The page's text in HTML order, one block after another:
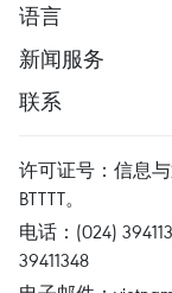
语言
新闻服务
联系
许可证号：信息与
BTTTT。
电话：(024)
39411348